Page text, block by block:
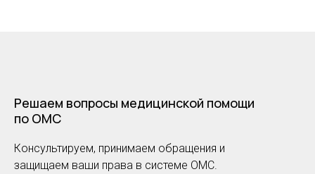
Решаем вопросы медицинской помощи
по ОМС
Консультируем, принимаем обращения и
защищаем ваши права в системе ОМС.